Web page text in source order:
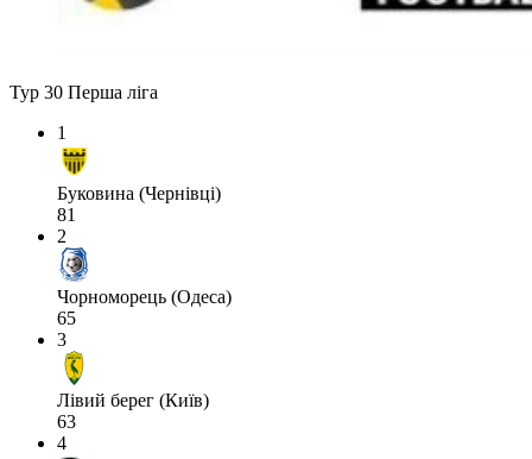
Тур 30 Перша ліга
1
Буковина (Чернівці)
81
2
Чорноморець (Одеса)
65
3
Лівий берег (Київ)
63
4